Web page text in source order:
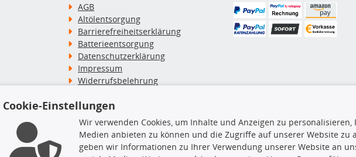
AGB
Altölentsorgung
Barrierefreiheitserklärung
Batterieentsorgung
Datenschutzerklärung
Impressum
Widerrufsbelehrung
Zahlung & Versand
Top Produkte TecDoc Inside
Cookie-Einstellungen
Wir verwenden Cookies, um Inhalte und Anzeigen zu
Medien anbieten zu können und die Zugriffe auf unserer Website zu
geben wir Informationen zu Ihrer Verwendung unserer Website an